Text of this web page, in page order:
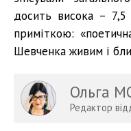
досить висока –
приміткою:
Шевченка живим і
Ольга
Редактор